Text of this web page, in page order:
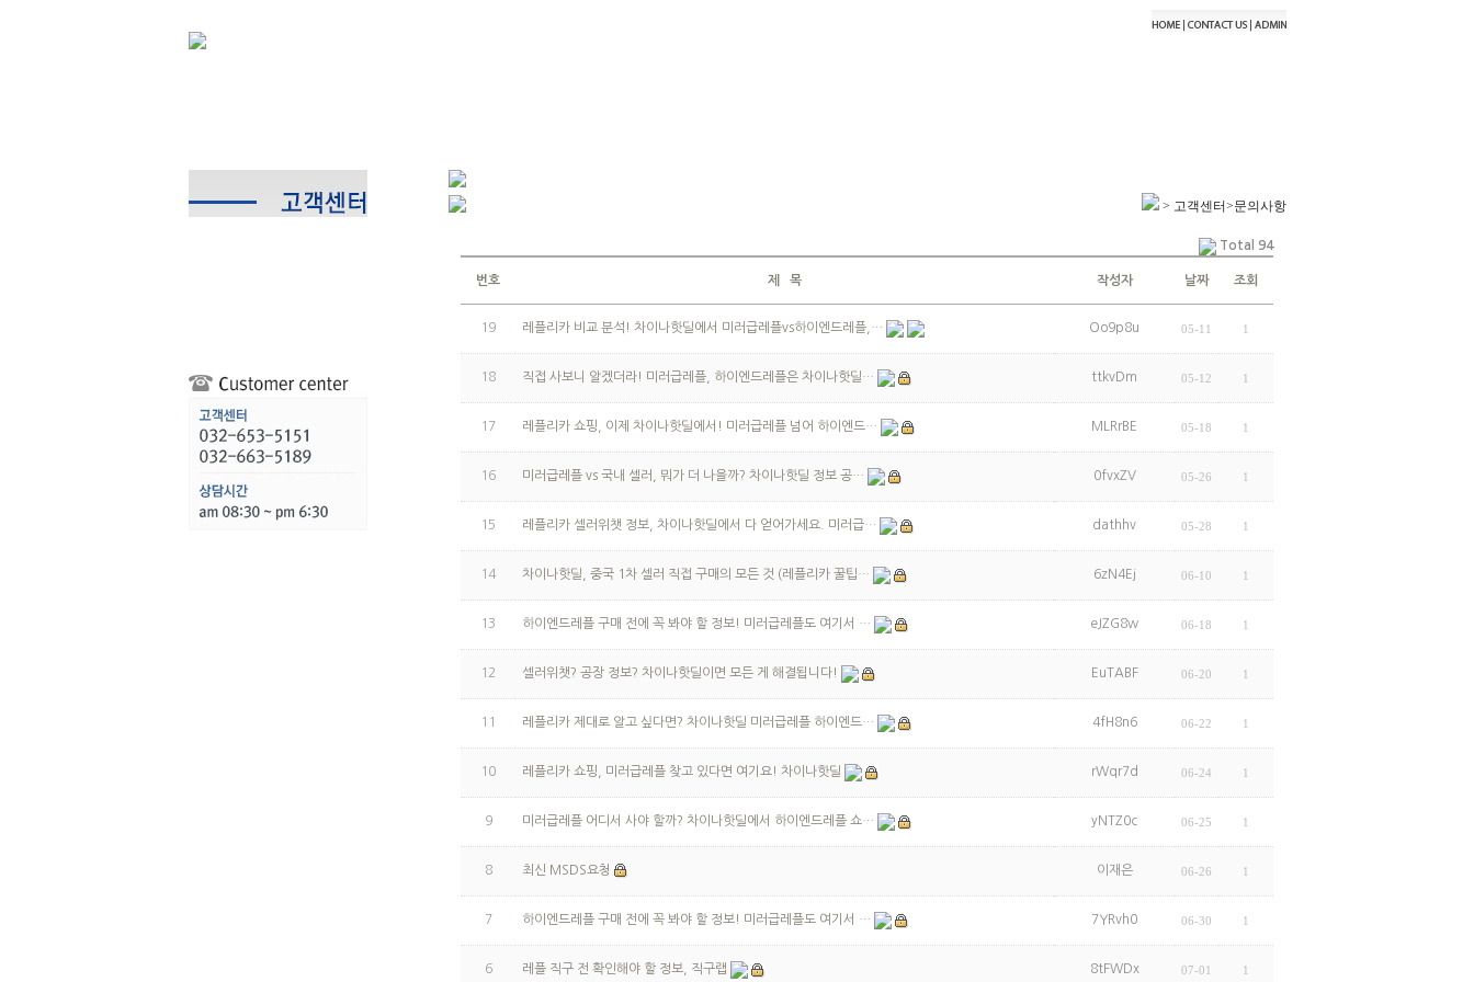
> 고객센터>문의사항
Total 94
번호 제 목 작성자 날짜 조회
19 레플리카 비교 분석! 차이나핫딜에서 미러급레플vs하이엔드레플,… Oo9p8u 05-11 1
18 직접 사보니 알겠더라! 미러급레플, 하이엔드레플은 차이나핫딜… ttkvDm 05-12 1
17 레플리카 쇼핑, 이제 차이나핫딜에서! 미러급레플 넘어 하이엔드… MLRrBE 05-18 1
16 미러급레플 vs 국내 셀러, 뭐가 더 나을까? 차이나핫딜 정보 공… 0fvxZV 05-26 1
15 레플리카 셀러위챗 정보, 차이나핫딜에서 다 얻어가세요. 미러급… dathhv 05-28 1
14 차이나핫딜, 중국 1차 셀러 직접 구매의 모든 것 (레플리카 꿀팁… 6zN4Ej 06-10 1
13 하이엔드레플 구매 전에 꼭 봐야 할 정보! 미러급레플도 여기서 … eJZG8w 06-18 1
12 셀러위챗? 공장 정보? 차이나핫딜이면 모든 게 해결됩니다! EuTABF 06-20 1
11 레플리카 제대로 알고 싶다면? 차이나핫딜 미러급레플 하이엔드… 4fH8n6 06-22 1
10 레플리카 쇼핑, 미러급레플 찾고 있다면 여기요! 차이나핫딜 rWqr7d 06-24 1
9 미러급레플 어디서 사야 할까? 차이나핫딜에서 하이엔드레플 쇼… yNTZ0c 06-25 1
8 최신 MSDS요청 이재은 06-26 1
7 하이엔드레플 구매 전에 꼭 봐야 할 정보! 미러급레플도 여기서 … 7YRvh0 06-30 1
6 레플 직구 전 확인해야 할 정보, 직구랩 8tFWDx 07-01 1